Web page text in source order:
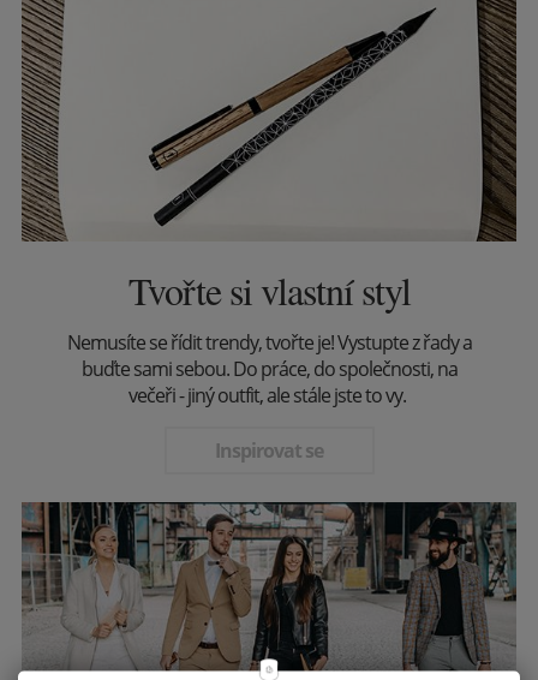
Tvořte si vlastní styl
Nemusíte se řídit trendy, tvořte je! Vystupte z řady a
buďte sami sebou. Do práce, do společnosti, na
večeři - jiný outfit, ale stále jste to vy.
Inspirovat se